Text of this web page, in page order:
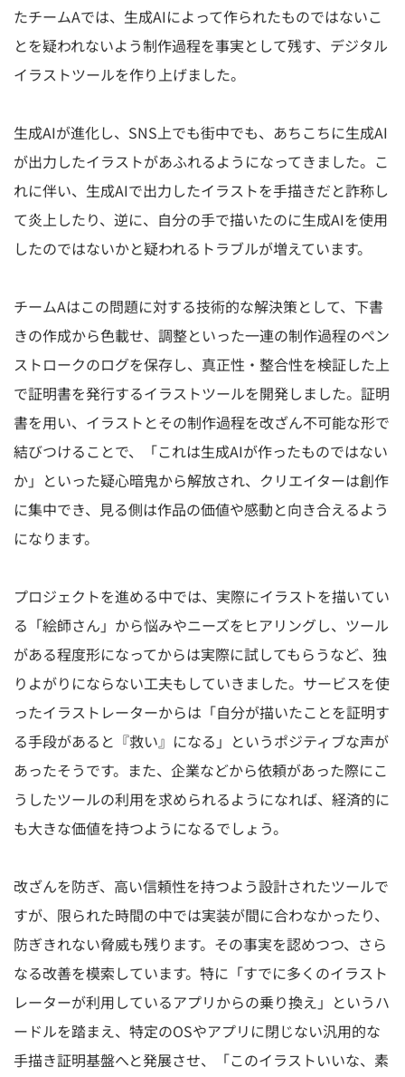
たチームAでは、生成AIによって作られたものではないこ
とを疑われないよう制作過程を事実として残す、デジタル
イラストツールを作り上げました。
生成AIが進化し、SNS上でも街中でも、あちこちに生成AI
が出力したイラストがあふれるようになってきました。こ
れに伴い、生成AIで出力したイラストを手描きだと詐称し
て炎上したり、逆に、自分の手で描いたのに生成AIを使用
したのではないかと疑われるトラブルが増えています。
チームAはこの問題に対する技術的な解決策として、下書
きの作成から色載せ、調整といった一連の制作過程のペン
ストロークのログを保存し、真正性・整合性を検証した上
で証明書を発行するイラストツールを開発しました。証明
書を用い、イラストとその制作過程を改ざん不可能な形で
結びつけることで、「これは生成AIが作ったものではない
か」といった疑心暗鬼から解放され、クリエイターは創作
に集中でき、見る側は作品の価値や感動と向き合えるよう
になります。
プロジェクトを進める中では、実際にイラストを描いてい
る「絵師さん」から悩みやニーズをヒアリングし、ツール
がある程度形になってからは実際に試してもらうなど、独
りよがりにならない工夫もしていきました。サービスを使
ったイラストレーターからは「自分が描いたことを証明す
る手段があると『救い』になる」というポジティブな声が
あったそうです。また、企業などから依頼があった際にこ
うしたツールの利用を求められるようになれば、経済的に
も大きな価値を持つようになるでしょう。
改ざんを防ぎ、高い信頼性を持つよう設計されたツールで
すが、限られた時間の中では実装が間に合わなかったり、
防ぎきれない脅威も残ります。その事実を認めつつ、さら
なる改善を模索しています。特に「すでに多くのイラスト
レーターが利用しているアプリからの乗り換え」というハ
ードルを踏まえ、特定のOSやアプリに閉じない汎用的な
手描き証明基盤へと発展させ、「このイラストいいな、素